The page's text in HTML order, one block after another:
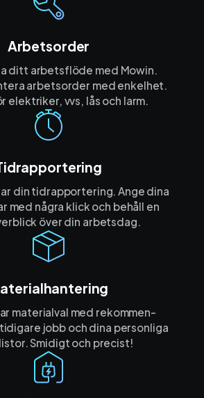
Arbetsorder
ditt arbetsflöde med Mowin.
arbetsorder med enkelhet.
elektriker, vvs, lås och larm.
din tidrapportering. Ange dina
med några klick och behåll en
över din arbetsdag.
materialval med rekommen­
jobb och dina personliga
Smidigt och precist!